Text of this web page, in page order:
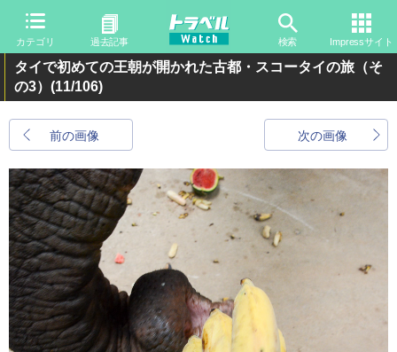
カテゴリ 過去記事 検索 Impressサイト
タイで初めての王朝が開かれた古都・スコータイの旅（そ
の3） (11/106)
前の画像 次の画像